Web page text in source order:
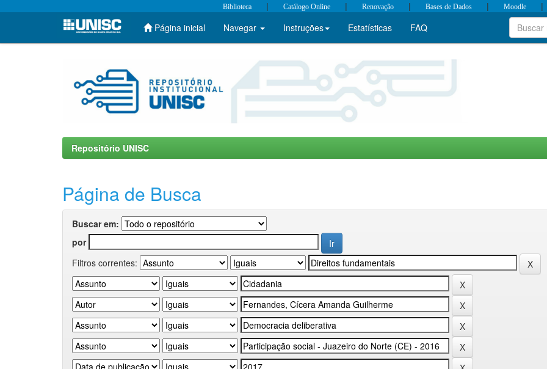
Skip
Biblioteca | Catálogo Online | Renovação | Bases de Dados | Moodle |
Página inicial Navegar Instruções Estatísticas FAQ
Repositório UNISC
Página de Busca
Buscar em:
por
Filtros correntes: